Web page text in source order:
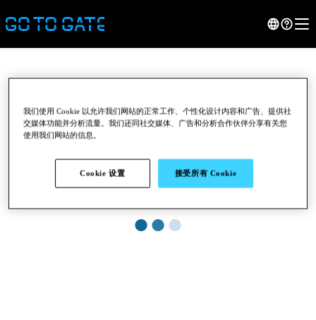
●●●
我们使用 Cookie 以允许我们网站的正常工作、个性化设计内容和广告、提供社
交媒体功能并分析流量。我们还同社交媒体、广告和分析合作伙伴分享有关您
使用我们网站的信息。
接受所有 Cookie
Cookie 设置